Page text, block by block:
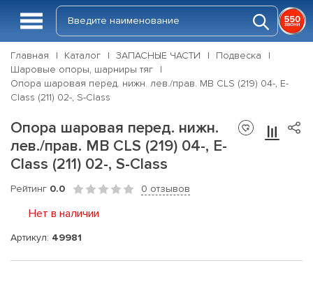
Главная Каталог ЗАПАСНЫЕ ЧАСТИ
Подвеска
Шаровые опоры, шарниры тяг
Опора шаровая перед. нижн. лев./прав. MB CLS (219) 04-, E-
Class (211) 02-, S-Class
Опора шаровая перед. нижн.
лев./прав. MB CLS (219) 04-, E-
Class (211) 02-, S-Class
Рейтинг 0.0 0 отзывов
Нет в наличии
Артикул: 49981